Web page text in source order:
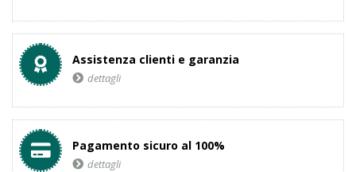
Assistenza clienti e garanzia
dettagli
Pagamento sicuro al 100%
dettagli